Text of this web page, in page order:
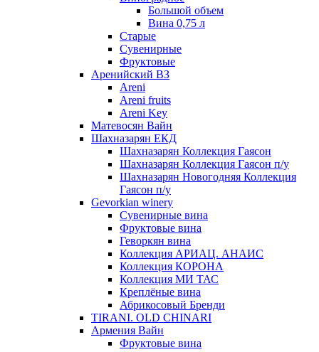
Большой объем
Вина 0,75 л
Старые
Сувенирные
Фруктовые
Аренийский ВЗ
Areni
Areni fruits
Areni Key
Матевосян Вайн
Шахназарян ЕКД
Шахназарян Коллекция Гаясон
Шахназарян Коллекция Гаясон п/у
Шахназарян Новогодняя Коллекция
Гаясон п/у
Gevorkian winery
Сувенирные вина
Фруктовые вина
Геворкян вина
Коллекция АРИАЦ. АНАИС
Коллекция КОРОНА
Коллекция МИ ТАС
Креплёные вина
Абрикосовый Бренди
TIRANI. OLD CHINARI
Армения Вайн
Фруктовые вина